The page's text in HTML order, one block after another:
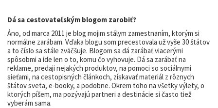
Dá sa cestovateľským blogom zarobiť?
Áno, od marca 2011 je blog mojim stálym zamestnaním, ktorým si
normálne zarábam. Vďaka blogu som precestovala už vyše 30 štátov
a to číslo sa stále zväčšuje. Blogom sa dá zarábať viacerými
spôsobmi a ide len o to, komu čo vyhovuje. Dá sa zarábať na
reklame, predaji nejakých produktov, na pomoci so sociálnymi
sieťami, na cestopisných článkoch, získavať materiál z rôznych
štátov sveta, e-booky, a podobne. Okrem toho na všetky výlety, o
ktorých píšem, ma pozývajú partneri a destinácie si často tiež
vyberám sama.